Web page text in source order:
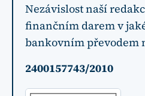
Nezávislost naší
finančním darem v
bankovním převodem
2400157743/2010